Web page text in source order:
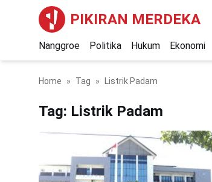
PIKIRAN MERDEKA
Nanggroe Politika Hukum Ekonomi
Home Tag Listrik Padam
Tag: Listrik Padam